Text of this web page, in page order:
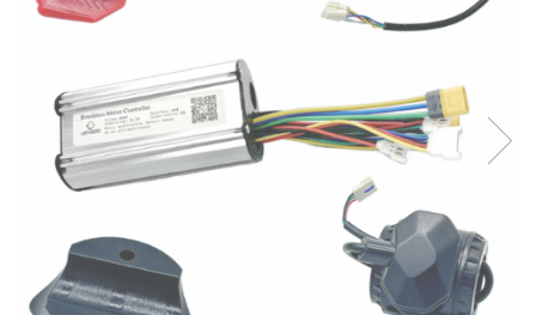
Etrieri
https://www.doctortrotineta.ro/lumini
Stop trotineta
Faruri
https://www.doctortrotineta.ro/cadru
Aparatori (aripi)
Suruburi
Suspensie